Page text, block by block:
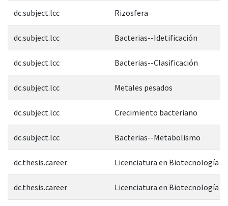
dc.subject.lcc Rizosfera
dc.subject.lcc Bacterias--Idetificación
dc.subject.lcc Bacterias--Clasificación
dc.subject.lcc Metales pesados
dc.subject.lcc Crecimiento bacteriano
dc.subject.lcc Bacterias--Metabolismo
dc.thesis.career Licenciatura en Biotecnología
dc.thesis.career Licenciatura en Biotecnología